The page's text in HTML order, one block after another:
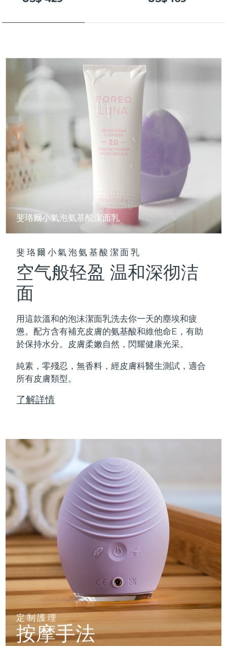
斐珞爾小氣泡氨基酸潔面乳
斐珞爾小氣泡氨基酸潔面乳
空气般轻盈 温和深彻洁
面
用這款溫和的泡沫潔面乳洗去你一天的塵埃和疲
憊。配方含有補充皮膚的氨基酸和維他命E，有助
於保持水分。皮膚柔嫩自然，閃耀健康光采。
純素，零殘忍，無香料，經皮膚科醫生測試，適合
所有皮膚類型。
了解詳情
定制護理
按摩手法